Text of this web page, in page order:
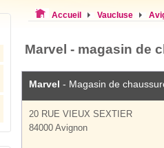
Accueil Vaucluse
Marvel - magasin de
Marvel - Magasin de
20 RUE VIEUX SEXTIER
84000 Avignon